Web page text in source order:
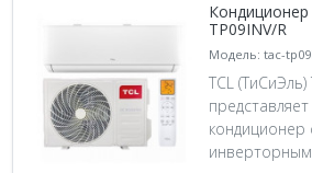
Кондиционер
TP09INV/R
Модель: tac-
TCL (ТиСиЭль)